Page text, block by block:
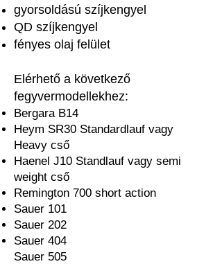
gyorsoldású szíjkengyel
QD szíjkengyel
fényes olaj felület
Elérhető a következő
fegyvermodellekhez:
Bergara B14
Heym SR30 Standardlauf vagy
Heavy cső
Haenel J10 Standlauf vagy semi
weight cső
Remington 700 short action
Sauer 101
Sauer 202
Sauer 404
Sauer 505